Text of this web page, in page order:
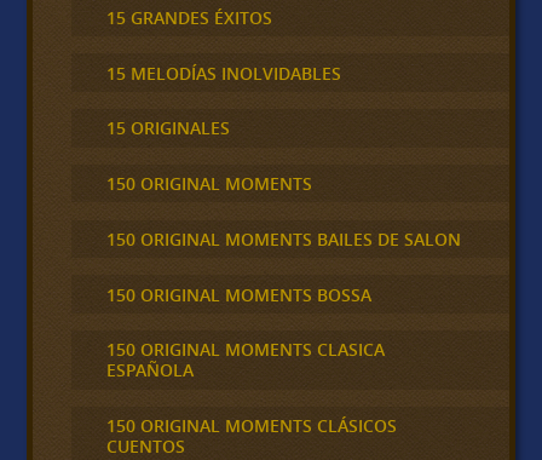
15 GRANDES ÉXITOS
15 MELODÍAS INOLVIDABLES
15 ORIGINALES
150 ORIGINAL MOMENTS
150 ORIGINAL MOMENTS BAILES DE SALON
150 ORIGINAL MOMENTS BOSSA
150 ORIGINAL MOMENTS CLASICA
ESPAÑOLA
150 ORIGINAL MOMENTS CLÁSICOS
CUENTOS